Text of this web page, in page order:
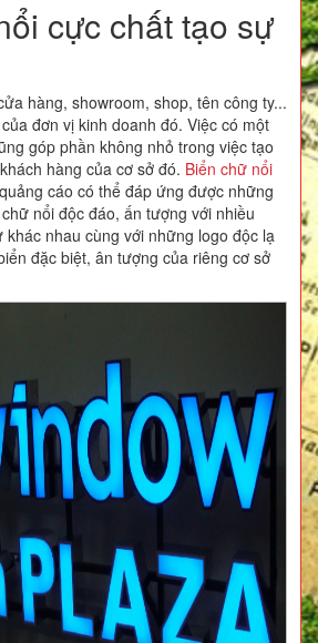
cực chất tạo sự
hàng, showroom, shop, tên công ty...
đơn vị kinh doanh đó. Việc có một
góp phần không nhỏ trong việc tạo
hàng của cơ sở đó. Biển chữ nổi
cáo có thể đáp ứng được những
nổi độc đáo, ấn tượng với nhiều
khác nhau cùng với những logo độc lạ
đặc biệt, ân tượng của riêng cơ sở